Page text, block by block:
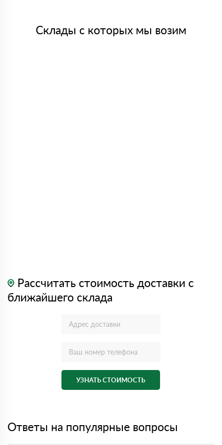
Склады с которых мы возим
Рассчитать стоимость доставки с
ближайшего склада
УЗНАТЬ СТОИМОСТЬ
Ответы на популярные вопросы